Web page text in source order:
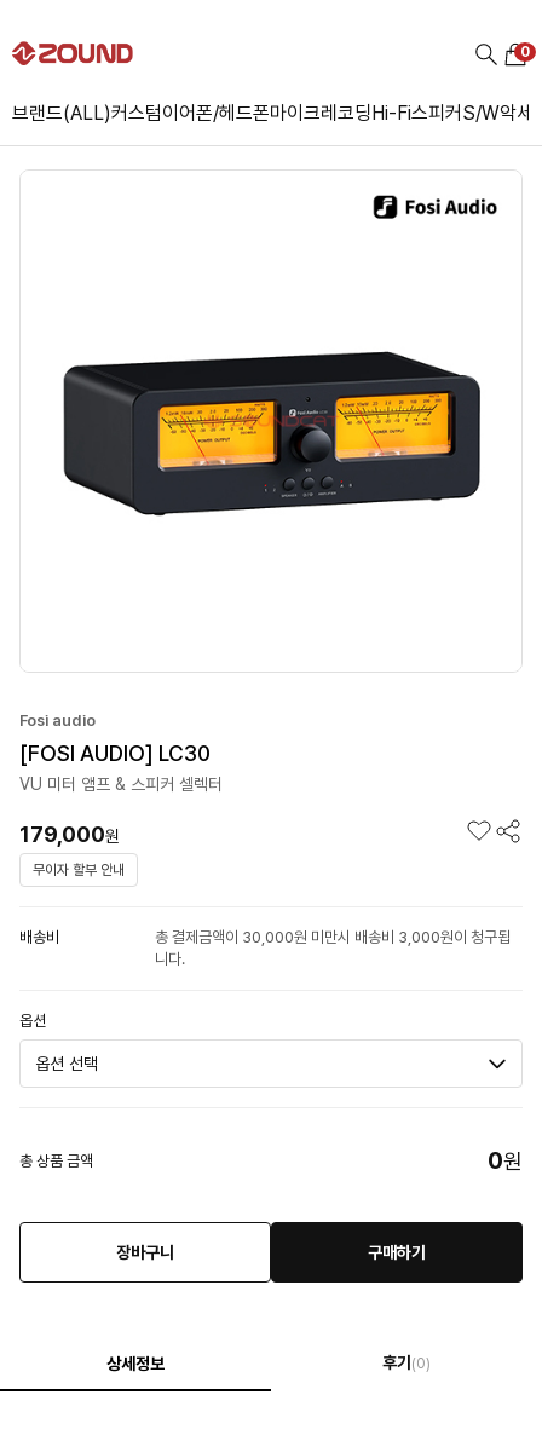
브랜드(ALL)커스텀이어폰/헤드폰마이크레코딩Hi-Fi스피커S/W악세
0
Fosi audio
[FOSI AUDIO] LC30
VU 미터 앰프 & 스피커 셀렉터
179,000원
무이자 할부 안내
배송비
총 결제금액이 30,000원 미만시 배송비 3,000원이 청구됩
니다.
옵션
총 상품 금액 0원
장바구니 구매하기
상세정보 후기 (0)